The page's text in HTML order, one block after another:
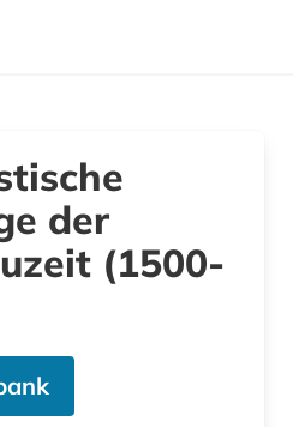
der
(1500-